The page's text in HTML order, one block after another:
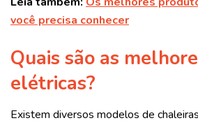
você precisa conhecer
Quais são as
elétricas?
Existem diversos modelos de